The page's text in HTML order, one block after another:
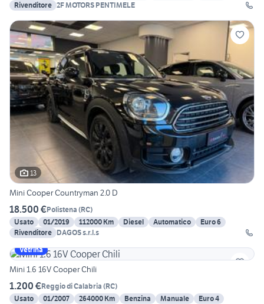
Rivenditore 2F MOTORS PENTIMELE
13
Mini Cooper Countryman 2.0 D
18.500 €Polistena (RC)
Usato
01/2019 112000 Km Diesel Automatico
Euro 6
Rivenditore DAGOS s.r.l.s
Vetrina
Mini 1.6 16V Cooper Chili
1.200 €Reggio di Calabria (RC)
Usato
01/2007 264000 Km Benzina Manuale
Euro 4